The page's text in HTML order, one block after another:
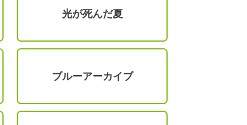
光が死んだ夏
ブルーアーカイブ